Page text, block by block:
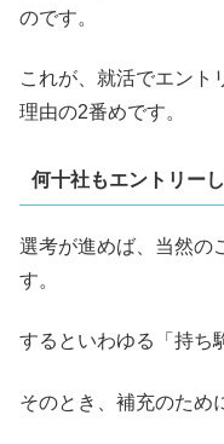
のです。
これが、就活でエント
理由の2番めです。
何十社もエントリー
選考が進めば、当然の
す。
するといわゆる「持ち
そのとき、補充のため